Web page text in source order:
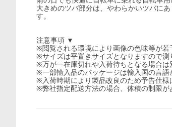
大きめのツバ部分は、やわらかいツバに
す。
注意事項 ▼
※閲覧される環境により画像の色味等が若
※サイズは平置きサイズとなりますので測
※万が一在庫切れや入荷待ちとなる場合は
※一部輸入品のパッケージは輸入国の言語
※入荷時期により製品改良のため予告仕様
※弊社指定配送方法の場合、体積の制限が